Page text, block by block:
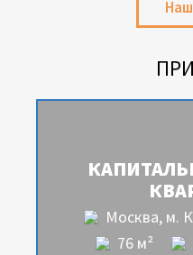
Москва, м.
76 м²